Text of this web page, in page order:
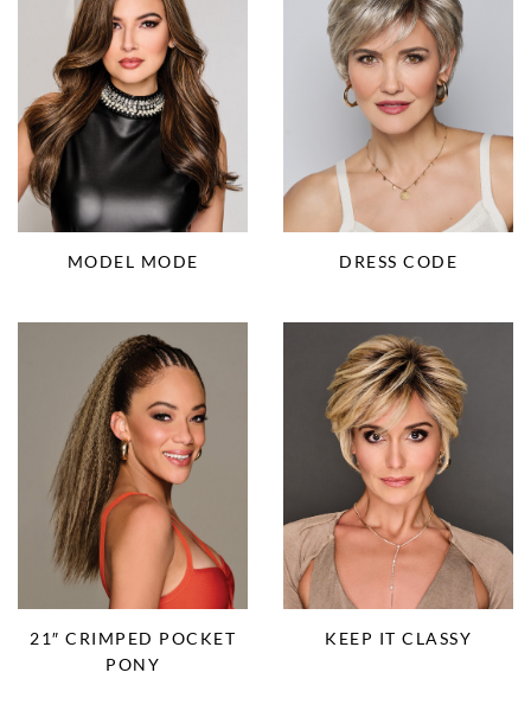
MODEL MODE DRESS CODE
21″ CRIMPED POCKET
PONY
KEEP IT CLASSY